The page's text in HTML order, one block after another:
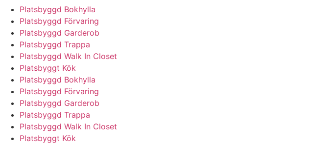
Platsbyggd Bokhylla
Platsbyggd Förvaring
Platsbyggd Garderob
Platsbyggd Trappa
Platsbyggd Walk In Closet
Platsbyggt Kök
Platsbyggd Bokhylla
Platsbyggd Förvaring
Platsbyggd Garderob
Platsbyggd Trappa
Platsbyggd Walk In Closet
Platsbyggt Kök